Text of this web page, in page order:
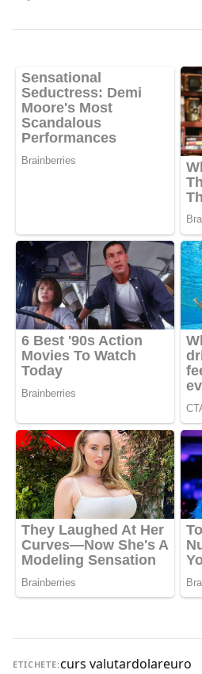
ETICHETE:curs valutardolareuro